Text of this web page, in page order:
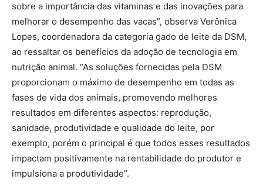
sobre a importância das vitaminas e das inovações para
melhorar o desempenho das vacas”, observa Verônica
Lopes, coordenadora da categoria gado de leite da DSM,
ao ressaltar os benefícios da adoção de tecnologia em
nutrição animal. “As soluções fornecidas pela DSM
proporcionam o máximo de desempenho em todas as
fases de vida dos animais, promovendo melhores
resultados em diferentes aspectos: reprodução,
sanidade, produtividade e qualidade do leite, por
exemplo, porém o principal é que todos esses resultados
impactam positivamente na rentabilidade do produtor e
impulsiona a produtividade”.